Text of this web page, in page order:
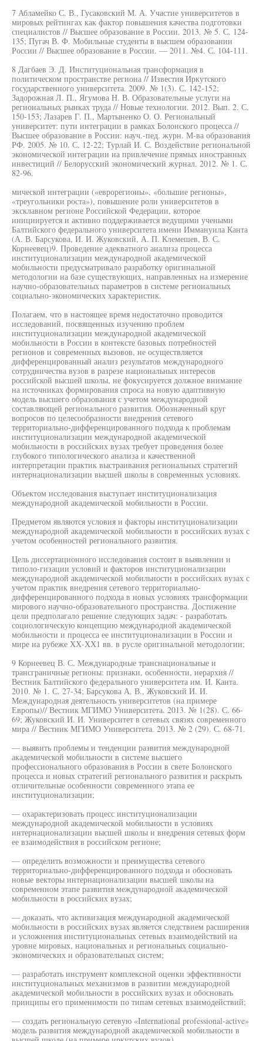
7 Абламейко С. В., Гусаковский М. А. Участие университетов в
мировых рейтингах как фактор повышения качества подготовки
специалистов // Высшее образование в России. 2013. № 5. С. 124-
135; Пугач В. Ф. Мобильные студенты в высшем образовании
России // Высшее образование в России. — 2011. №4. С. 104-111.
8 Дагбаев Э. Д. Институциональная трансформация в
политическом пространстве региона // Известия Иркутского
государственного университета. 2009. № 1(3). С. 142-152;
Задорожная Л. П., Ягумова Н. В. Образовательные услуги на
региональных рынках труда // Новые технологии. 2012. Вып. 2. С.
150-153; Лазарев Г. П., Мартыненко О. О. Региональный
университет: пути интеграции в рамках Болонского процесса //
Высшее образование в России: науч.-пед. журн. М-ва образования
РФ. 2005. № 10. С. 12-22; Турлай И. С. Воздействие региональной
экономической интеграции на привлечение прямых иностранных
инвестиций // Белорусский экономический журнал. 2012. № 1. С.
82-96.
мической интеграции («еврорегиоиы», «большие регионы»,
«треугольники роста»), повышение роли университетов в
эксклавном регионе Российской Федерации, которое
инициируется и активно поддерживается ведущими учеными
Балтийского федерального университета имени Иммануила Канта
(А. В. Барсукова, И. И. Жуковский, А. П. Клемешев, В. С.
Корнеевец)9. Проведение адекватного анализа процесса
институционализации международной академической
мобильности предусматривало разработку оригинальной
методологии на базе существующих, направленных на измерение
научно-образовательных параметров в системе региональных
социально-экономических характеристик.
Полагаем, что в настоящее время недостаточно проводится
исследований, посвященных изучению проблем
институционализации международной академической
мобильности в России в контексте базовых потребностей
регионов и современных вызовов, не осуществляется
дифференцированный анализ результатов международного
сотрудничества вузов в разрезе национальных интересов
российской высшей школы, не фокусируется должное внимание
на источниках формирования спроса на новую адаптивную
модель высшего образования с учетом международной
составляющей регионального развития. Обозначенный круг
вопросов по целесообразности внедрения сетевого
территориально-дифференцированного подхода к проблемам
институционализации международной академической
мобильности в российских вузах требует проведения более
глубокого типологического анализа и качественной
интерпретации практик выстраивания региональных стратегий
интернационализации высшей школы в современных условиях.
Объектом исследования выступает институционализация
международной академической мобильности в России.
Предметом являются условия и факторы институционализации
международной академической мобильности в российских вузах с
учетом особенностей регионального развития.
Цель диссертационного исследования состоит в выявлении и
типоло-гизации условий и факторов институционализации
международной академической мобильности в российских вузах с
учетом практик внедрения сетевого территориально-
дифференцированного подхода в новых условиях трансформации
мирового научно-образовательного пространства. Достижение
цели предполагало решение следующих задач: - разработать
социологическую концепцию международной академической
мобильности и процесса ее институционализации в России и
мире на рубеже ХХ-ХХ1 вв. в русле оригинальной методологии;
9 Корнеевец В. С. Международные транснациональные и
трансграничные регионы: признаки, особенности, иерархия //
Вестник Балтийского федерального университета им. И. Канта.
2010. № 1. С. 27-34; Барсукова А. В., Жуковский И. И.
Международная деятельность университетов (на примере
Европы)// Вестник МГИМО Университета. 2013. № 1(28). С. 66-
69; Жуковский И. И. Университет в сетевых связях современного
мира // Вестник МГИМО Университета. 2013. № 2 (29). С. 68-71.
— выявить проблемы и тенденции развития международной
академической мобильности в системе высшего
профессионального образования в России в свете Болонского
процесса и новых стратегий регионального развития и раскрыть
отличительные особенности современного этапа ее
институционализации;
— охарактеризовать процесс институционализации
международной академической мобильности в условиях
интернационализации высшей школы и внедрения сетевых форм
ее взаимодействия в российском регионе;
— определить возможности и преимущества сетевого
территориально-дифференцированного подхода и обосновать
новые векторы интернационализации высшей школы на
современном этапе развития международной академической
мобильности в российских вузах;
— доказать, что активизация международной академической
мобильности в российских вузах является следствием расширения
и усложнения институциональных сетевых взаимодействий на
уровне мировых, национальных и региональных социально-
экономических и образовательных систем;
— разработать инструмент комплексной оценки эффективности
институциональных механизмов в развитии международной
академической мобильности в российских вузах и обосновать
принципы его применимости по типам сетевых взаимодействий;
— создать региональную сетевую «International professional-active»
модель развития международной академической мобильности в